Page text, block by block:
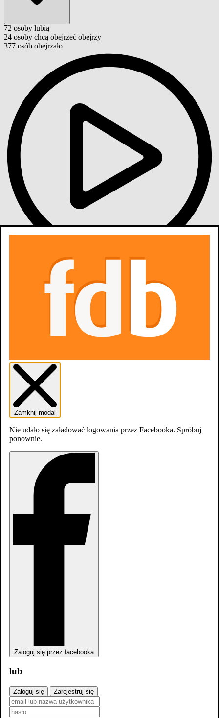
72 osoby lubią
24 osoby chcą obejrzeć obejrzy
377 osób obejrzało
Gdzie obejrzeć
Aktualnie tytuł nie jest dostępny na
platformach
Zamknij modal
Nie udało się załadować logowania przez Facebooka. Spróbuj
ponownie.
Zaloguj się przez facebooka
lub
Zaloguj się Zarejestruj się